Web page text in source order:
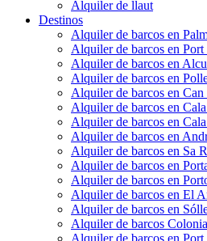
Alquiler de llaut
Destinos
Alquiler de barcos en
Alquiler de barcos en Port
Alquiler de barcos en
Alquiler de barcos en
Alquiler de barcos en
Alquiler de barcos en
Alquiler de barcos en
Alquiler de barcos en
Alquiler de barcos en Sa
Alquiler de barcos en
Alquiler de barcos en
Alquiler de barcos en El
Alquiler de barcos en
Alquiler de barcos
Alquiler de barcos en